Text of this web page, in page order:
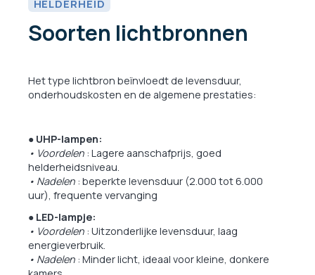
HELDERHEID
Soorten lichtbronnen
Het type lichtbron beïnvloedt de levensduur,
onderhoudskosten en de algemene prestaties:
● UHP-lampen:
• Voordelen : Lagere aanschafprijs, goed
helderheidsniveau.
• Nadelen : beperkte levensduur (2.000 tot 6.000
uur), frequente vervanging
● LED-lampje:
• Voordelen : Uitzonderlijke levensduur, laag
energieverbruik.
• Nadelen : Minder licht, ideaal voor kleine, donkere